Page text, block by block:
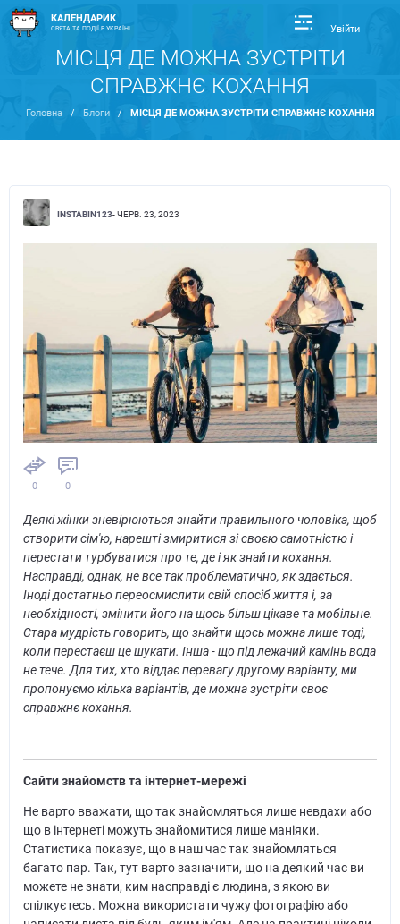
КАЛЕНДАРИК
СВЯТА ТА ПОДІЇ В УКРАЇНІ Увійти
МІСЦЯ ДЕ МОЖНА ЗУСТРІТИ
СПРАВЖНЄ КОХАННЯ
Головна / Блоги / МІСЦЯ ДЕ МОЖНА ЗУСТРІТИ СПРАВЖНЄ КОХАННЯ
INSTABIN123- ЧЕРВ. 23, 2023
0 0
Деякі жінки зневірюються знайти правильного чоловіка, щоб
створити сім'ю, нарешті змиритися зі своєю самотністю і
перестати турбуватися про те, де і як знайти кохання.
Насправді, однак, не все так проблематично, як здається.
Іноді достатньо переосмислити свій спосіб життя і, за
необхідності, змінити його на щось більш цікаве та мобільне.
Стара мудрість говорить, що знайти щось можна лише тоді,
коли перестаєш це шукати. Інша - що під лежачий камінь вода
не тече. Для тих, хто віддає перевагу другому варіанту, ми
пропонуємо кілька варіантів, де можна зустріти своє
справжнє кохання.
Сайти знайомств та інтернет-мережі
Не варто вважати, що так знайомляться лише невдахи або
що в інтернеті можуть знайомитися лише маніяки.
Статистика показує, що в наш час так знайомляться
багато пар. Так, тут варто зазначити, що на деякий час ви
можете не знати, ким насправді є людина, з якою ви
спілкуєтесь. Можна використати чужу фотографію або